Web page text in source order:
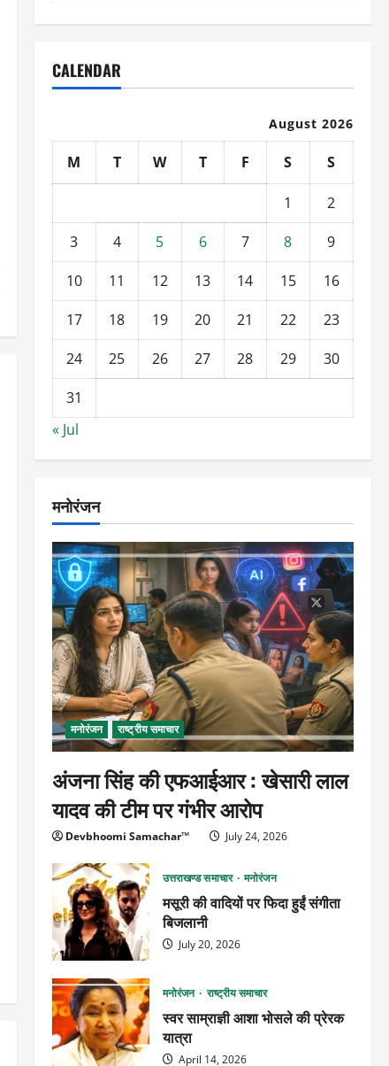
CALENDAR
August 2026
M T W T F S S
1
2
3
4 5 6 7 8
9
10
11 12 13 14 15
16
17
18 19 20 21 22
23
24
25 26 27 28 29
30
31
« Jul
मनोरंजन
मनोरंजन राष्ट्रीय समाचार
अंजना सिंह की एफआईआर : खेसारी लाल
यादव की टीम पर गंभीर आरोप
Devbhoomi Samachar™ July 24, 2026
उत्तराखण्ड समाचार मनोरंजन
मसूरी की वादियों पर फिदा हुईं संगीता
बिजलानी
July 20, 2026
मनोरंजन राष्ट्रीय समाचार
स्वर साम्राज्ञी आशा भोसले की प्रेरक
यात्रा
April 14, 2026